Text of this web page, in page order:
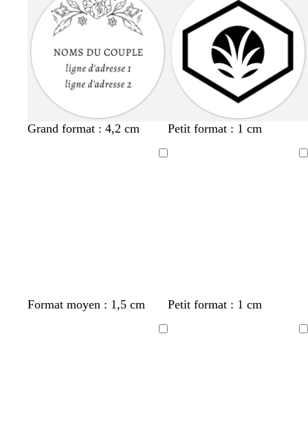
Grand format : 4,2 cm Petit format : 1 cm
Format moyen : 1,5 cm Petit format : 1 cm